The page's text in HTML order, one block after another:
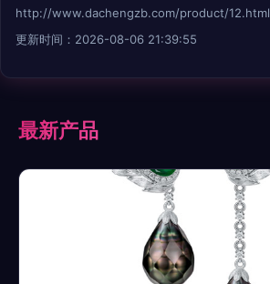
http://www.dachengzb.com/product/12.html
更新时间：2026-08-06 21:39:55
最新产品